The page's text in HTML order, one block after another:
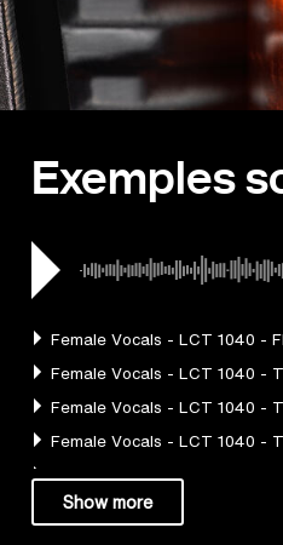
Exemples